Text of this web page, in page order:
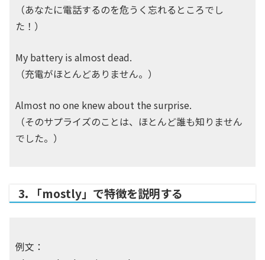
（あなたに電話するのを危うく忘れるところでし
た！）
My battery is almost dead.
（充電がほとんどありません。）
Almost no one knew about the surprise.
（そのサプライズのことは、ほとんど誰も知りません
でした。）
3. 「mostly」で特徴を説明する
例文：